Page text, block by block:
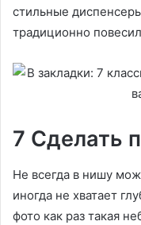
стильные
традиционно
7 Сделать
Не всегда в нишу
иногда не хватает
фото как раз такая